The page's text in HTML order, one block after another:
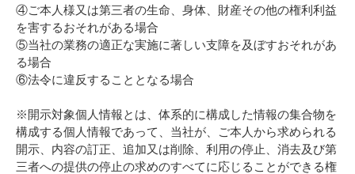
④ご本人様又は第三者の生命、身体、財産その他の権利利益
を害するおそれがある場合
⑤当社の業務の適正な実施に著しい支障を及ぼすおそれがあ
る場合
⑥法令に違反することとなる場合
※開示対象個人情報とは、体系的に構成した情報の集合物を
構成する個人情報であって、当社が、ご本人から求められる
開示、内容の訂正、追加又は削除、利用の停止、消去及び第
三者への提供の停止の求めのすべてに応じることができる権